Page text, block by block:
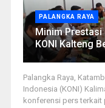
PALANGKA RAYA
Minim Prestasi
KONI Kalteng
Palangka Raya,
Indonesia (KONI)
konferensi pers terkait